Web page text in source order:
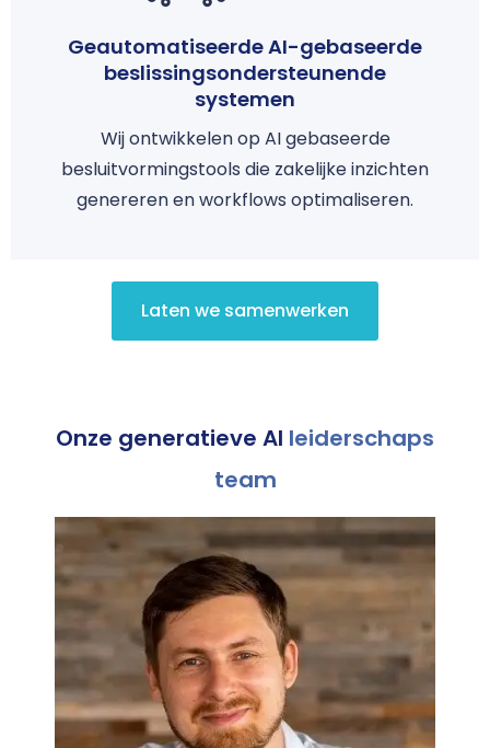
Geautomatiseerde AI-gebaseerde
beslissingsondersteunende
systemen
Wij ontwikkelen op AI gebaseerde
besluitvormingstools die zakelijke inzichten
genereren en workflows optimaliseren.
Laten we samenwerken
Onze generatieve AI leiderschaps
team